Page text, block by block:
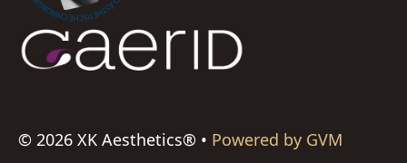
© 2026 XK Aesthetics® • Powered by GVM